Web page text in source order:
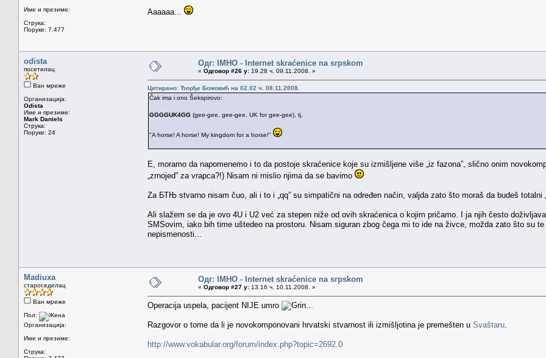
Име и презиме:
Струка:
Поруке: 7.477
Aaaaaa...
odista
посетилац
Ван мреже
Организација:
Odista
Име и презиме:
Mark Daniels
Струка:
Поруке: 24
Одг: IMHO - Internet skraćenice na srpskom
« Одговор #26 у: 19.28 ч. 09.11.2008. »
Цитирано: Ђорђе Божовић на 02.02 ч. 08.11.2008.
Čak ima i ono Šekspirovo:
GGGGUK4GG (gee-gee, gee-gee, UK for gee-gee), tj.
"A horse! A horse! My kingdom for a horse!"
E, moramo da napomenemo i to da postoje skraćenice koje su izmišljene više „iz fazona”, slično onim
„zrnojed” za vrapca?!) Nisam ni mislio njima da se bavimo
Za БТЊ stvarno nisam čuo, ali i to i „qq” su simpatični na određen način, valjda zato što moraš da budeš totalni
Ali slažem se da je ovo 4U i U2 već za stepen niže od ovih skraćenica o kojim pričamo. I ja njih često
SMSovim, iako bih time uštedeo na prostoru. Nisam siguran zbog čega mi to ide na živce, možda zato što su
nepismenosti...
Madiuxa
староседелац
Ван мреже
Пол:
Организација:
Име и презиме:
Струка:
Одг: IMHO - Internet skraćenice na srpskom
« Одговор #27 у: 13.16 ч. 10.11.2008. »
Operacija uspela, pacijent NIJE umro
Razgovor o tome da li je novokomponovani hrvatski stvarnost ili izmišljotina je premešten u Svaštaru
http://www.vokabular.org/forum/index.php?topic=2692.0